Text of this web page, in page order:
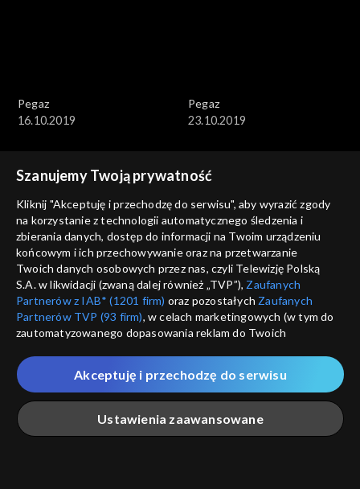
Pegaz
16.10.2019
Pegaz
23.10.2019
Pegaz
30.10.2019
Pegaz
06.11.2019
Pegaz
13.11.2019
Pegaz
20.11.2019
Szanujemy Twoją prywatność
Kliknij "Akceptuję i przechodzę do serwisu", aby wyrazić zgody
na korzystanie z technologii automatycznego śledzenia i
zbierania danych, dostęp do informacji na Twoim urządzeniu
końcowym i ich przechowywanie oraz na przetwarzanie
Twoich danych osobowych przez nas, czyli Telewizję Polską
S.A. w likwidacji (zwaną dalej również „TVP”), Zaufanych
Partnerów z IAB* (1201 firm) oraz pozostałych Zaufanych
Partnerów TVP (93 firm), w celach marketingowych (w tym do
zautomatyzowanego dopasowania reklam do Twoich
które wskazujemy poniżej, a także zgody na udostępnianie
przez nas identyfikatora PPID do Google.
Twoje dane osobowe zbierane podczas odwiedzania przez
Ciebie naszych
poszczególnych serwisówzwanych dalej
„Portalem”, w tym informacje zapisywane za pomocą
Ustawienia zaawansowane
Akceptuję i przechodzę do serwisu